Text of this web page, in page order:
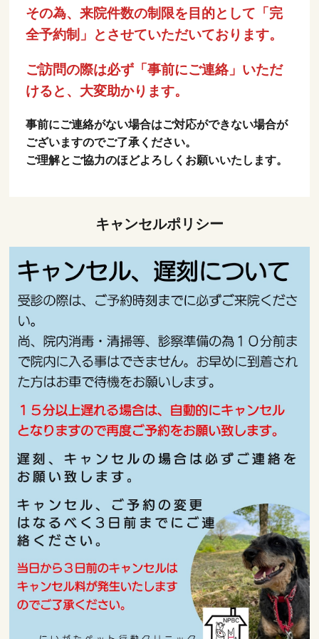
その為、来院件数の制限を目的として「完
全予約制」とさせていただいております。
ご訪問の際は必ず「事前にご連絡」いただ
けると、大変助かります。
事前にご連絡がない場合はご対応ができない場合が
ございますのでご了承ください。
ご理解とご協力のほどよろしくお願いいたします。
キャンセルポリシー